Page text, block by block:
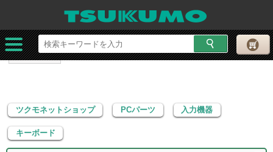
ツクモネットショップ PCパーツ
キーボード
ツクモネットショップ PCパーツ 入力機器
キーボード